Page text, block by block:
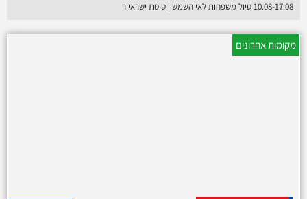
10.08-17.08 טיול משפחות לאי השמש | טיסת ישראייר
מקומות אחרונים